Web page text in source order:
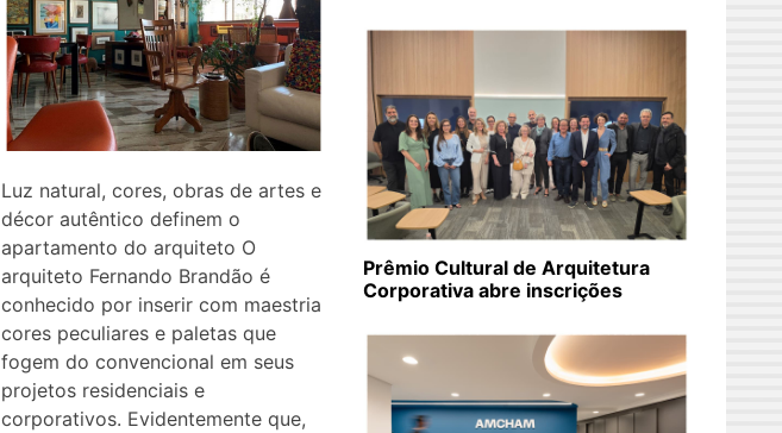
Luz natural, cores, obras de artes e
décor autêntico definem o
apartamento do arquiteto O
arquiteto Fernando Brandão é
conhecido por inserir com maestria
cores peculiares e paletas que
fogem do convencional em seus
projetos residenciais e
corporativos. Evidentemente que,
Prêmio Cultural de Arquitetura
Corporativa abre inscrições